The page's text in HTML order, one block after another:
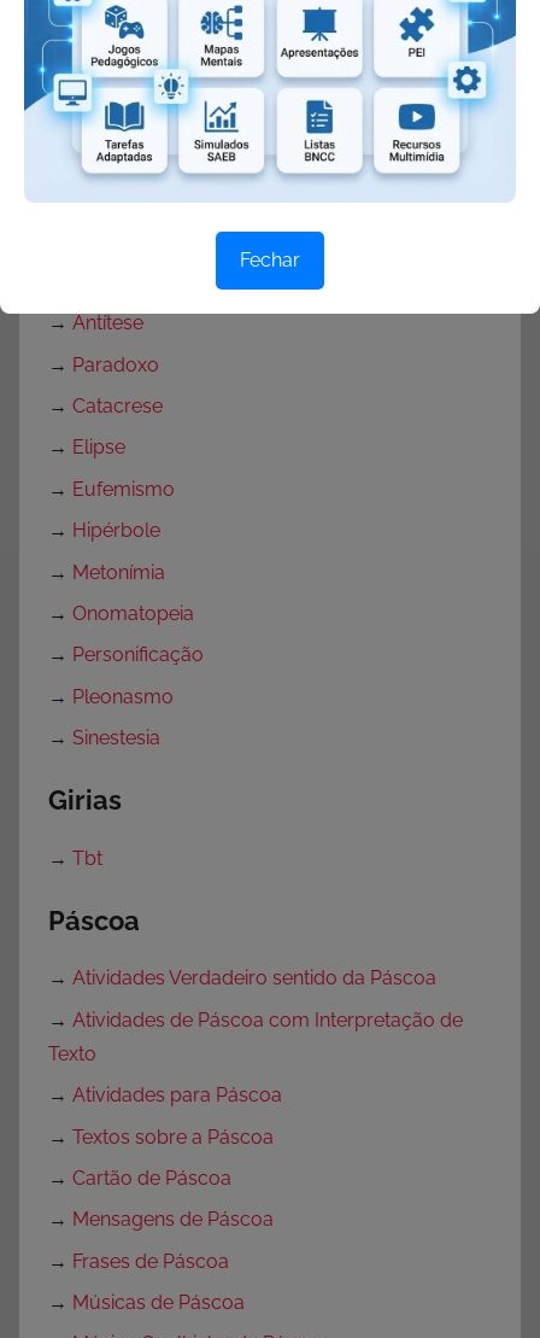
→ Antônimo
→Preposição
→Ambiguidade
Metáfora
→Ironia
→ Antítese
→ Paradoxo
→ Catacrese
→ Elipse
→ Eufemismo
→ Hipérbole
→ Metonímia
→ Onomatopeia
→ Personificação
→ Pleonasmo
→ Sinestesia
Girias
→ Tbt
Páscoa
→ Atividades Verdadeiro sentido da Páscoa
→ Atividades de Páscoa com Interpretação de
Texto
→ Atividades para Páscoa
→ Textos sobre a Páscoa
→ Cartão de Páscoa
→ Mensagens de Páscoa
→ Frases de Páscoa
→ Músicas de Páscoa
Fechar